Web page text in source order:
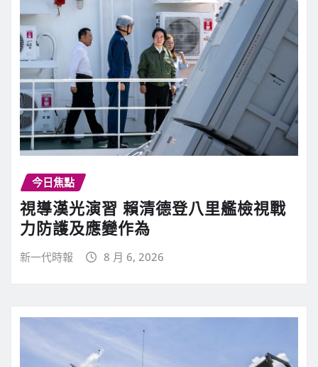
今日焦點
視導漢光演習 賴清德登八里艦檢視戰
力防護及應變作為
新一代時報 8 月 6, 2026